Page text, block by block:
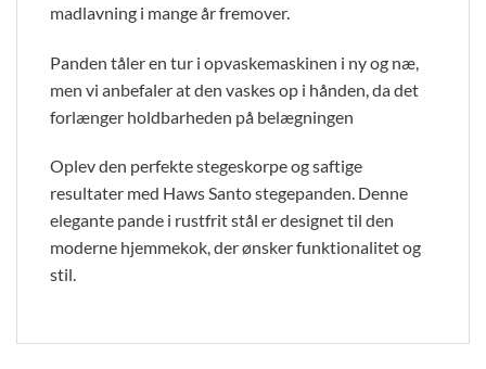
madlavning i mange år fremover.
Panden tåler en tur i opvaskemaskinen i ny og næ,
men vi anbefaler at den vaskes op i hånden, da det
forlænger holdbarheden på belægningen
Oplev den perfekte stegeskorpe og saftige
resultater med Haws Santo stegepanden. Denne
elegante pande i rustfrit stål er designet til den
moderne hjemmekok, der ønsker funktionalitet og
stil.